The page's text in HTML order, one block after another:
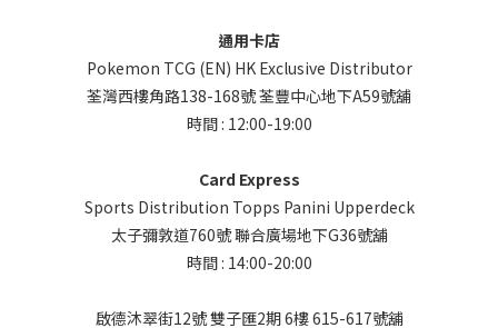
通用卡店
Pokemon TCG (EN) HK Exclusive Distributor
荃灣西樓角路138-168號 荃豐中心地下A59號舖
時間 : 12:00-19:00
Card Express
Sports Distribution Topps Panini Upperdeck
太子彌敦道760號 聯合廣場地下G36號舖
時間 : 14:00-20:00
啟德沐翠街12號 雙子匯2期 6樓 615-617號舖